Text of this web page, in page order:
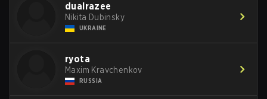
dualrazee
Nikita Dubinsky
UKRAINE
ryota
Maxim Kravchenkov
RUSSIA